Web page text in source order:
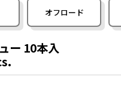
オフロード
ー 10本入